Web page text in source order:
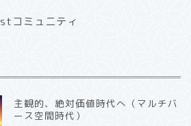
ミュニティ
主観的、絶対価値時代へ（マルチバ
ース空間時代）